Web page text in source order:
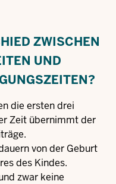
ZWISCHEN
UND
die ersten drei
Zeit übernimmt der
von der Geburt
des Kindes.
zwar keine